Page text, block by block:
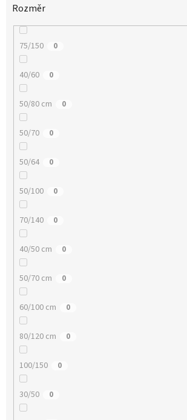
Rozměr
75/150 0
40/60 0
50/80 cm 0
50/70 0
50/64 0
50/100 0
70/140 0
40/50 cm 0
50/70 cm 0
60/100 cm 0
80/120 cm 0
100/150 0
30/50 0